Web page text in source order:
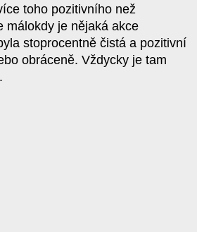
toho pozitivního než
málokdy je nějaká akce
stoprocentně čistá a pozitivní
obráceně. Vždycky je tam